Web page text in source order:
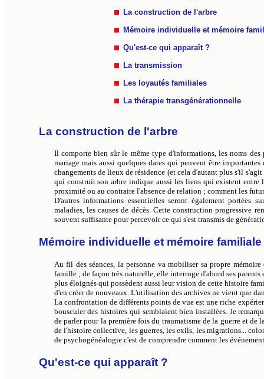
La construction de l'arbre
Mémoire individuelle et mémoire
Qu'est-ce qui apparaît ?
La transmission
Les loyautés familiales
La thérapie transgénérationnelle
La construction de l'arbre
Il comporte bien sûr le même type d'informations, les noms des
mariage mais aussi quelques dates qui peuvent être
changements de lieux de résidence (et cela d'autant plus s'il
qui construit son arbre indique aussi les liens qui existent entre
proximité ou au contraire l'absence de relation ; comment les
D'autres informations essentielles seront également portées
maladies, les causes de décès. Cette construction progressive
souvent suffisante pour percevoir ce qui s'est transmis de
Mémoire individuelle et mémoire familiale
Au fil des séances, la personne va mobiliser sa propre
famille ; de façon très naturelle, elle interroge d'abord ses
plus éloignés qui possèdent aussi leur vision de cette histoire
d'en créer de nouveaux. L'utilisation des archives ne vient que
La confrontation de différents points de vue est une riche
bousculer des histoires qui semblaient bien installées. Je
de parler pour la première fois du traumatisme de la guerre et de
de l'histoire collective, les guerres, les exils, les migrations...
de psychogénéalogie c'est de comprendre comment les
Qu'est-ce qui apparaît ?